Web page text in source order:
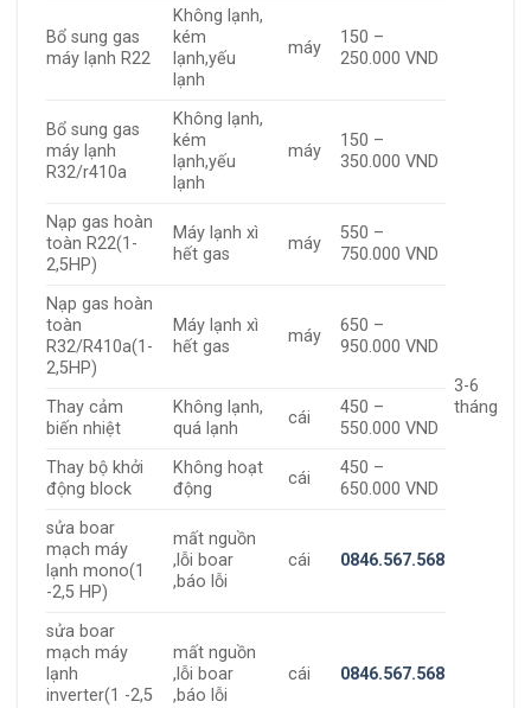
3-6
tháng
Bổ sung gas
máy lạnh R22
Không lạnh,
kém
lạnh,yếu
lạnh
máy
150 –
250.000 VND
Bổ sung gas
máy lạnh
R32/r410a
Không lạnh,
kém
lạnh,yếu
lạnh
máy
150 –
350.000 VND
Nạp gas hoàn
toàn R22(1-
2,5HP)
Máy lạnh xì
hết gas
máy
550 –
750.000 VND
Nạp gas hoàn
toàn
R32/R410a(1-
2,5HP)
Máy lạnh xì
hết gas
máy
650 –
950.000 VND
Thay cảm
biến nhiệt
Không lạnh,
quá lạnh
cái
450 –
550.000 VND
Thay bộ khởi
động block
Không hoạt
động
cái
450 –
650.000 VND
sửa boar
mạch máy
lạnh mono(1
-2,5 HP)
mất nguồn
,lỗi boar
,báo lỗi
cái 0846.567.568
sửa boar
mạch máy
lạnh
inverter(1 -2,5
mất nguồn
,lỗi boar
,báo lỗi
cái 0846.567.568